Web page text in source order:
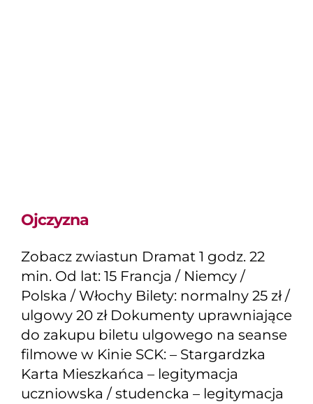
Ojczyzna
Zobacz zwiastun Dramat 1 godz. 22
min. Od lat: 15 Francja / Niemcy /
Polska / Włochy Bilety: normalny 25 zł /
ulgowy 20 zł Dokumenty uprawniające
do zakupu biletu ulgowego na seanse
filmowe w Kinie SCK: – Stargardzka
Karta Mieszkańca – legitymacja
uczniowska / studencka – legitymacja